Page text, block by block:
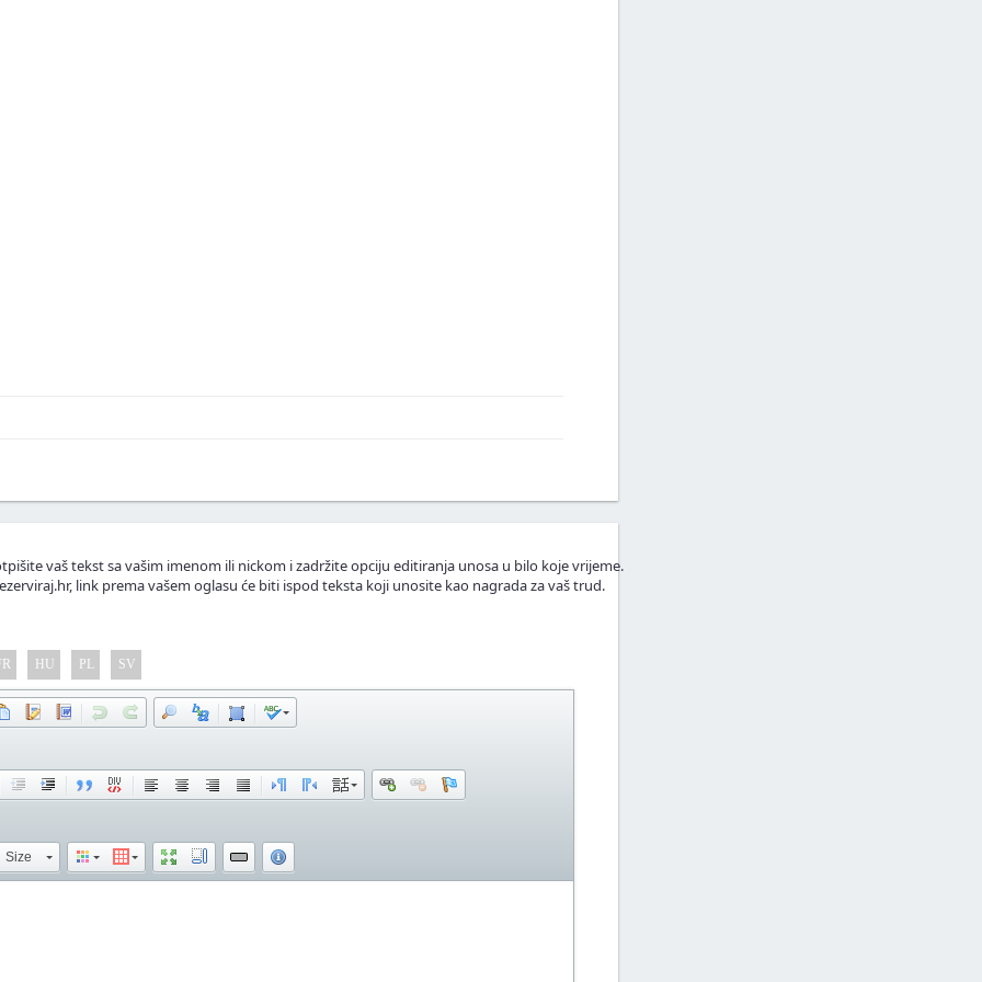
ili fotografije.
vaš tekst sa vašim imenom ili nickom i zadržite opciju editiranja unosa u bilo koje vrijeme.
link prema vašem oglasu će biti ispod teksta koji unosite kao nagrada za vaš trud.
HU PL SV
Size